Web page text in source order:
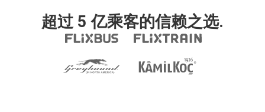
超过 5 亿乘客的信赖之选.